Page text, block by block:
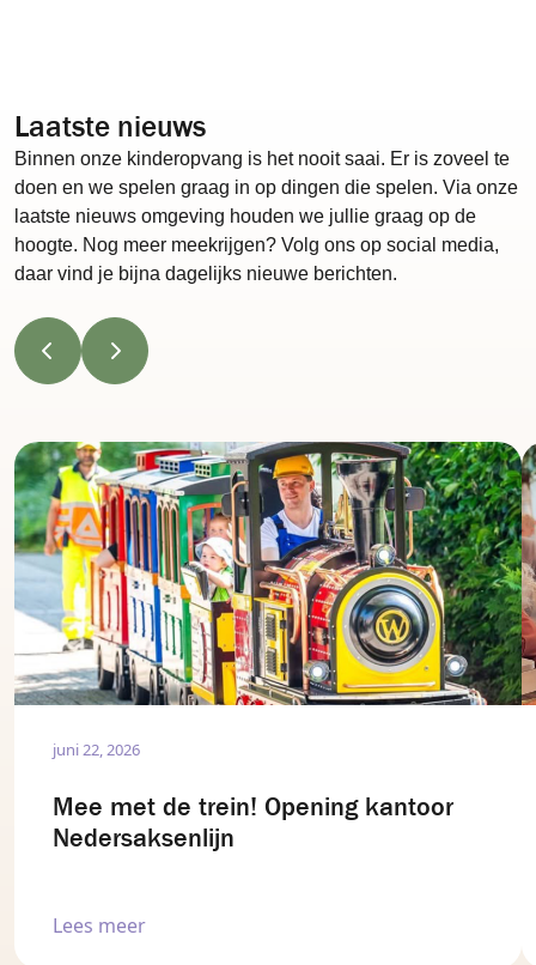
Laatste nieuws
Binnen onze kinderopvang is het nooit saai. Er is zoveel te
doen en we spelen graag in op dingen die spelen. Via onze
laatste nieuws omgeving houden we jullie graag op de
hoogte. Nog meer meekrijgen? Volg ons op social media,
daar vind je bijna dagelijks nieuwe berichten.
juni 22, 2026
Mee met de trein! Opening kantoor
Nedersaksenlijn
Lees meer